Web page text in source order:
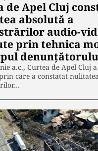
de Apel Cluj
absolută a
audio-
prin tehnica
a.c., Curtea de Apel Cluj a
care a constatat